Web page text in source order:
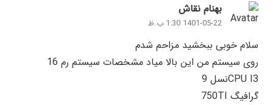
بهنام نقاش
1401-05-22 1:30 ب.ظ
سلام خوبی ببخشید مزاحم شدم
روی سیستم من این بالا میاد مشخصات سیستم رم 16
CPU I3نسل 9
گرافیگ 750TI